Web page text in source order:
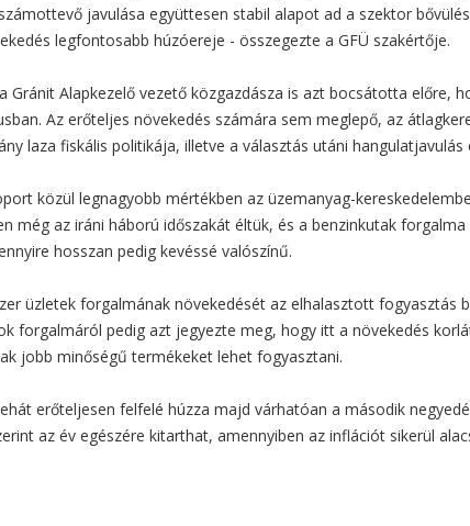
javulása együttesen stabil alapot ad a szektor
legfontosabb húzóereje - összegezte a GFÜ szakértője.
Gránit Alapkezelő vezető közgazdásza is azt bocsátotta előre,
Az erőteljes növekedés számára sem meglepő, az
laza fiskális politikája, illetve a választás utáni
közül legnagyobb mértékben az üzemanyag-
még az iráni háború időszakát éltük, és a benzinkutak
hosszan pedig kevéssé valószínű.
üzletek forgalmának növekedését az elhalasztott fogyasztás
forgalmáról pedig azt jegyezte meg, hogy itt a növekedés
jobb minőségű termékeket lehet fogyasztani.
erőteljesen felfelé húzza majd várhatóan a második
az év egészére kitarthat, amennyiben az inflációt sikerül